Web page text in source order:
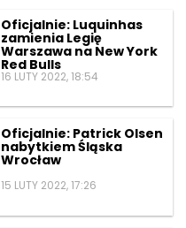
Oficjalnie: Luquinhas
zamienia Legię
Warszawa na New York
Red Bulls
16 LUTY 2022, 18:54
Oficjalnie: Patrick Olsen
nabytkiem Śląska
Wrocław
15 LUTY 2022, 17:26